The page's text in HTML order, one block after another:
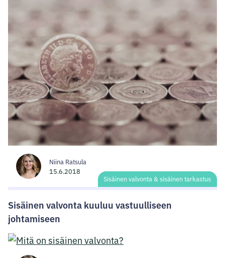
Niina Ratsula
15.6.2018
Sisäinen valvonta & sisäinen tarkastus
Sisäinen valvonta kuuluu vastuulliseen
johtamiseen